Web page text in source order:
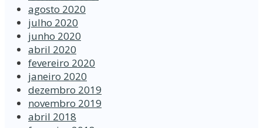
agosto 2020
julho 2020
junho 2020
abril 2020
fevereiro 2020
janeiro 2020
dezembro 2019
novembro 2019
abril 2018